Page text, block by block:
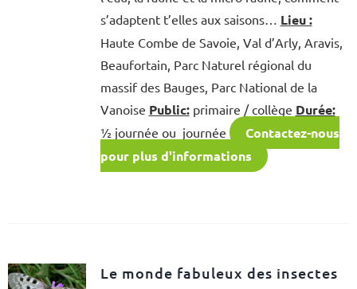
s’adaptent t’elles aux saisons… Lieu :
Haute Combe de Savoie, Val d’Arly, Aravis,
Beaufortain, Parc Naturel régional du
massif des Bauges, Parc National de la
Vanoise Public:primaire / collège Durée:
½ journée ou journée
Contactez-nous
pour plus d'informations
Le monde fabuleux des insectes